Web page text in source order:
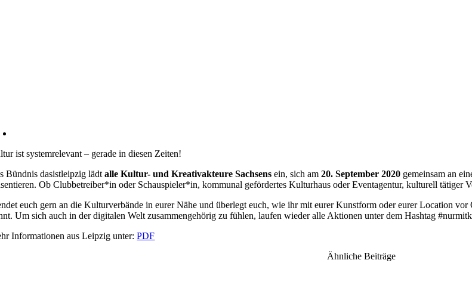
ist systemrelevant – gerade in diesen Zeiten!
Bündnis dasistleipzig lädtalle Kultur- und Kreativakteure Sachsens ein, sich am20. September 2020 gemeinsam an
Ob Clubbetreiber*in oder Schauspieler*in, kommunal gefördertes Kulturhaus oder Eventagentur, kulturell tätiger
euch gern an die Kulturverbände in eurer Nähe und überlegt euch, wie ihr mit eurer Kunstform oder eurer Location
Um sich auch in der digitalen Welt zusammengehörig zu fühlen, laufen wieder alle Aktionen unter dem Hashtag
Informationen aus Leipzig unter:PDF
Ähnliche Beiträge